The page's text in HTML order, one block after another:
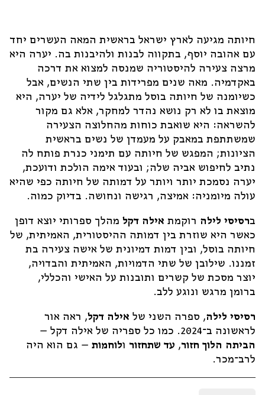
חיותה מגיעה לארץ ישראל בראשית המאה העשרים יחד
עם אהובה יוסף, בתקווה לבנות ולהיבנות בה. יערה היא
מרצה צעירה להיסטוריה שמנסה למצוא את דרכה
באקדמיה. מאה שנים מפרידות בין שתי הנשים, אבל
כשיומנה של חיותה בוסל מתגלגל לידיה של יערה, היא
מוצאת בו לא רק נושא נהדר למחקר, אלא גם מקור
להשראה: היא שואבת כוחות מהחלוצה הצעירה
שמשתתפת במאבק על מעמדן של נשים בראשית
הציונות; המפגש של חיותה עם תימני כנרת פותח לה
נתיב לחיפוש אביה שלה; ובעוד אימה הולכת ודועכת,
יערה נסמכת יותר ויותר על דמותה של חיותה כפי שהיא
עולה מיומניה: אמיצה, רגישה ונחושה. בדיוק כמוה.
ברסיסי לילה רוקמת אילה דקל מהלך ספרותי יוצא דופן
כאשר היא שוזרת בין דמותה ההיסטורית, האמיתית, של
חיותה בוסל, ובין דמות דמיונית של אישה צעירה בת
זמננו. שילובן של שתי הדמויות, האמיתית והבדויה,
יוצר מסכת של קשרים ותובנות על האישי והכללי,
ברומן מרגש ונוגע ללב.
רסיסי לילה, ספרה השני של אילה דקל, ראה אור
לראשונה ב־2024. כמו כל ספריה של אילה דקל –
הביתה הלוך חזור, עד שתחזור ולוחמות – גם הוא היה
לרב־מכר.